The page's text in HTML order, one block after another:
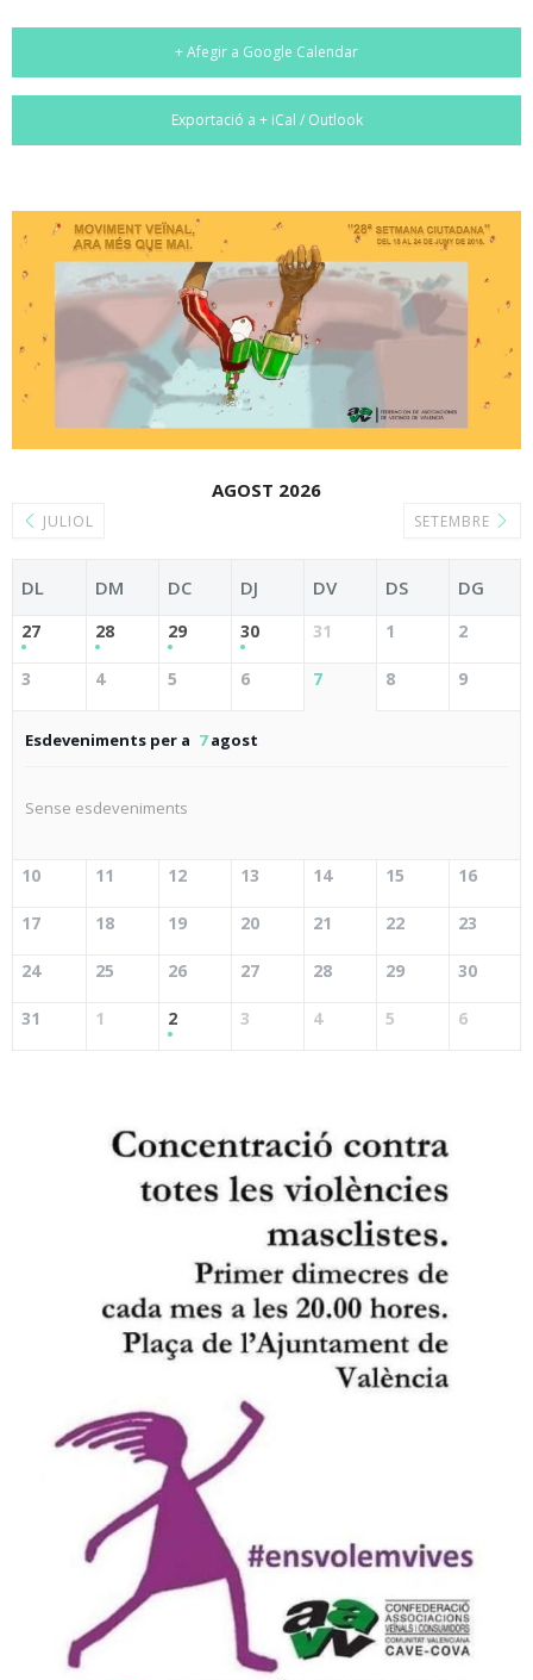
+ Afegir a Google Calendar
Exportació a + iCal / Outlook
JULIOL
AGOST 2026
SETEMBRE
DL DM DC DJ DV DS DG
27 28 29 30 31 1 2
3 4 5 6 7 8 9
Esdeveniments per a 7agost
Sense esdeveniments
10 11 12 13 14 15 16
17 18 19 20 21 22 23
24 25 26 27 28 29 30
31 1 2 3 4 5 6